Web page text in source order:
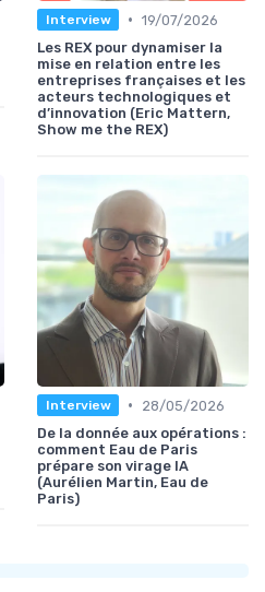
Interview • 19/07/2026
Les REX pour dynamiser la
mise en relation entre les
entreprises françaises et les
acteurs technologiques et
d’innovation (Eric Mattern,
Show me the REX)
Interview •
28/05/2026
De la donnée aux opérations :
comment Eau de Paris
prépare son virage IA
(Aurélien Martin, Eau de
Paris)